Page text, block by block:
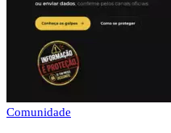
Comunidade